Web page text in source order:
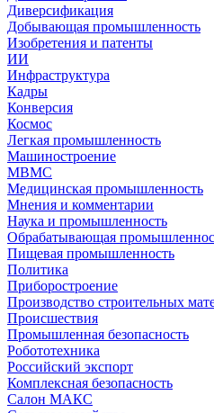
Диверсификация
Добывающая промышленность
Изобретения и патенты
ИИ
Инфраструктура
Кадры
Конверсия
Космос
Легкая промышленность
Машиностроение
МВМС
Медицинская промышленность
Мнения и комментарии
Наука и промышленность
Обрабатывающая
Пищевая промышленность
Политика
Приборостроение
Производство строительных
Происшествия
Промышленная безопасность
Робототехника
Российский экспорт
Комплексная безопасность
Салон МАКС